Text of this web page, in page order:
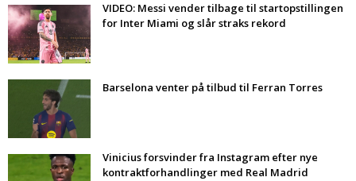
VIDEO: Messi vender tilbage til startopstillingen
for Inter Miami og slår straks rekord
Barselona venter på tilbud til Ferran Torres
Vinicius forsvinder fra Instagram efter nye
kontraktforhandlinger med Real Madrid